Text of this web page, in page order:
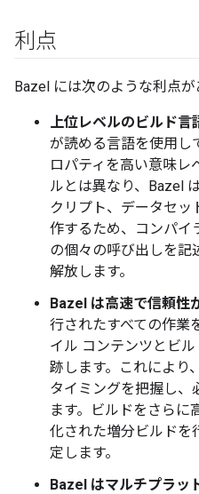
利点
Bazel には次のような利点が
上位レベルのビルド言
が読める言語を使用し
ロパティを高い意味レ
ルとは異なり、Bazel
クリプト、データセッ
作するため、コンパイ
の個々の呼び出しを記
解放します。
Bazel は高速で信頼性
行されたすべての作業
イル コンテンツとビ
跡します。これにより
タイミングを把握し、
ます。ビルドをさらに
化された増分ビルドを
定します。
Bazel はマルチプラッ